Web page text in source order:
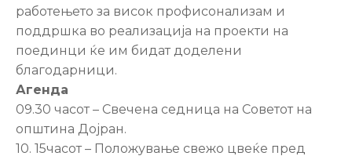
работењето за висок профисонализам и
поддршка во реализација на проекти на
поединци ќе им бидат доделени
благодарници.
Агенда
09.30 часот – Свечена седница на Советот на
општина Дојран.
10. 15часот – Положување свежо цвеќе пред